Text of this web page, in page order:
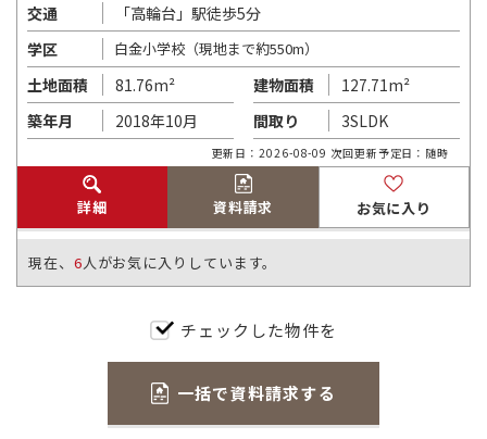
交通
「高輪台」駅徒歩5分
学区
白金小学校（現地まで約550m）
土地面積 81.76m² 建物面積
127.71m²
築年月
2018年10月 間取り 3SLDK
更新日：2026-08-09 次回更新予定日：随時
詳細 資料請求 お気に入り
現在、 6人がお気に入りしています。
チェックした物件を
一括で資料請求する